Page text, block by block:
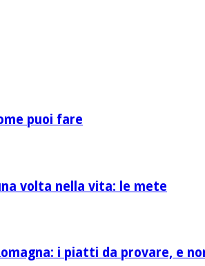
puoi fare
volta nella vita: le mete
i piatti da provare, e